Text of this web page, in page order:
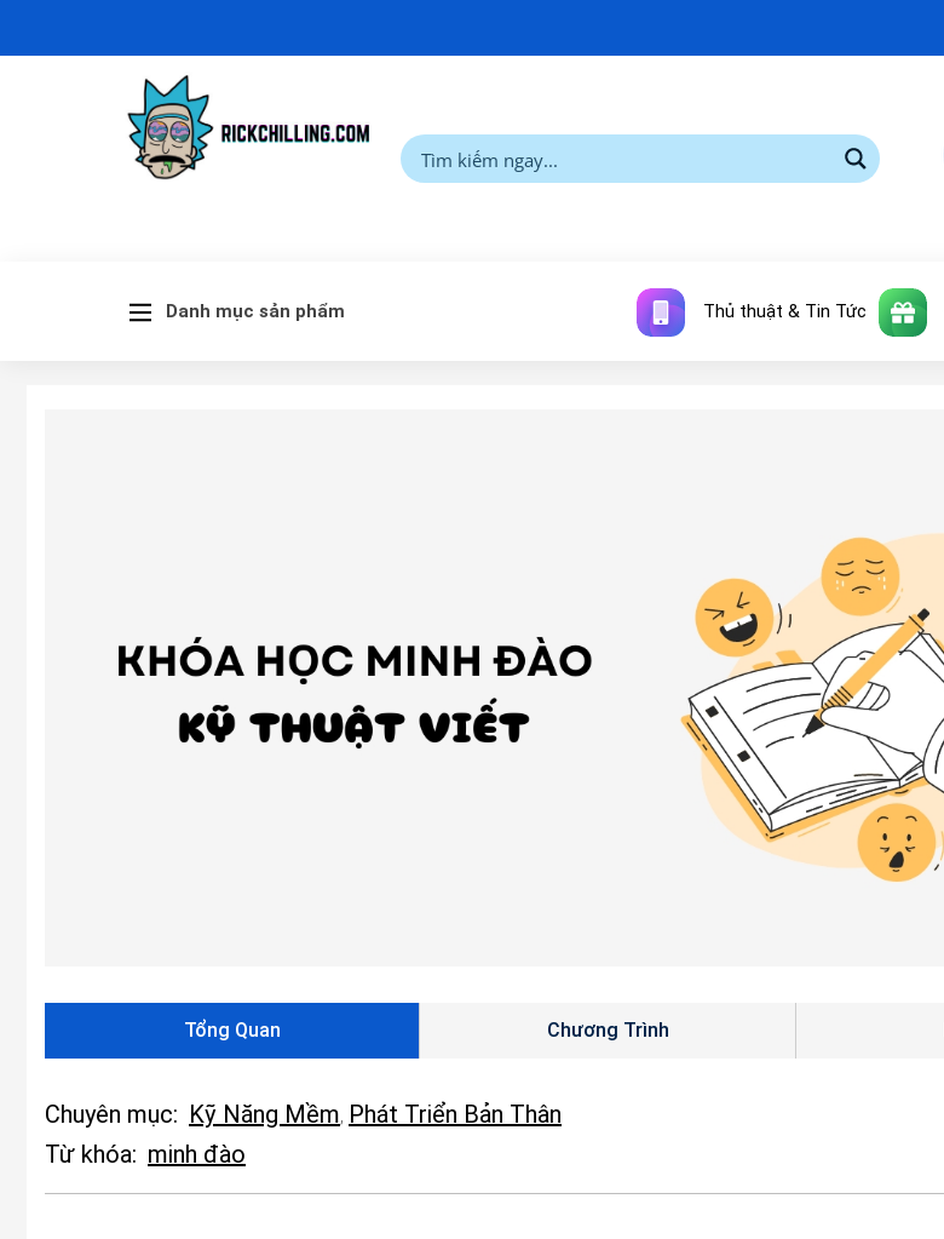
Danh mục sản phẩm Thủ thuật & Tin Tức
Tổng Quan Chương Trình
Chuyên mục: Kỹ Năng Mềm, Phát Triển Bản Thân
Từ khóa: minh đào